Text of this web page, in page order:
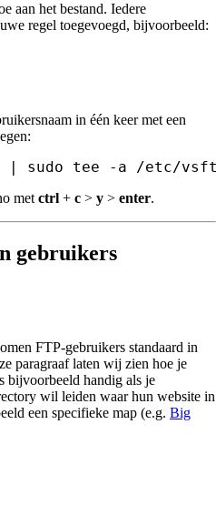
aan het bestand. Iedere
regel toegevoegd, bijvoorbeeld:
in één keer met een
met ctrl + c > y > enter.
gebruikers
FTP-gebruikers standaard in
paragraaf laten wij zien hoe je
bijvoorbeeld handig als je
wil leiden waar hun website in
een specifieke map (e.g. Big